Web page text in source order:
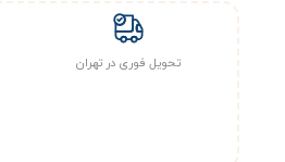
تحویل فوری در تهران